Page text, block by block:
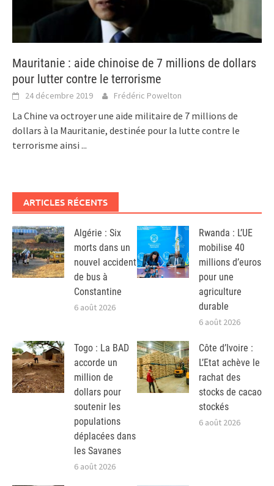
Mauritanie : aide chinoise de 7 millions de dollars
pour lutter contre le terrorisme
24 décembre 2019 Frédéric Powelton
La Chine va octroyer une aide militaire de 7 millions de
dollars à la Mauritanie, destinée pour la lutte contre le
terrorisme ainsi ...
ARTICLES RÉCENTS
Algérie : Six
morts dans un
nouvel accident
de bus à
Constantine
6 août 2026
Rwanda : L’UE
mobilise 40
millions d’euros
pour une
agriculture
durable
6 août 2026
Togo : La BAD
accorde un
million de
dollars pour
soutenir les
populations
déplacées dans
les Savanes
6 août 2026
Côte d’Ivoire :
L’Etat achève le
rachat des
stocks de cacao
stockés
6 août 2026